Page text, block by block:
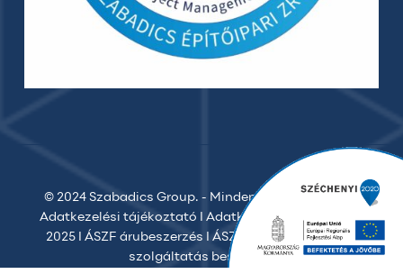
© 2024 Szabadics Group. - Minden jog fenntartva. I
Adatkezelési tájékoztató
Adatkezelési tájékoztató
2025I ÁSZF árubeszerzés ÁSZF vállalkozóiIÁSZF
szolgáltatás beszerzés